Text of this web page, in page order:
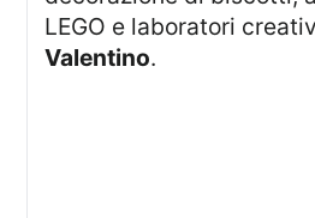
LEGO e laboratori
Valentino.